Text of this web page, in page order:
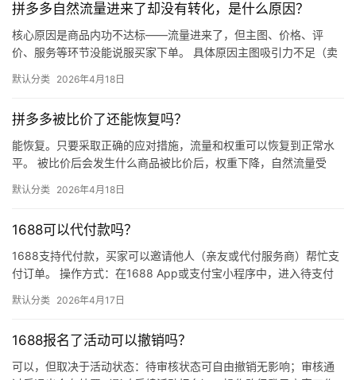
拼多多自然流量进来了却没有转化，是什么原因？
核心原因是商品内功不达标——流量进来了，但主图、价格、评
价、服务等环节没能说服买家下单。 具体原因主图吸引力不足（卖
评少、…
默认分类 2026年4月18日
拼多多被比价了还能恢复吗？
能恢复。只要采取正确的应对措施，流量和权重可以恢复到正常水
平。 被比价后会发生什么商品被比价后，权重下降，自然流量受
网价格…
默认分类 2026年4月18日
1688可以代付款吗？
1688支持代付款，买家可以邀请他人（亲友或代付服务商）帮忙支
付订单。 操作方式：在1688 App或支付宝小程序中，进入待支付
默认分类 2026年4月17日
1688报名了活动可以撤销吗？
可以，但取决于活动状态：待审核状态可自由撤销无影响；审核通